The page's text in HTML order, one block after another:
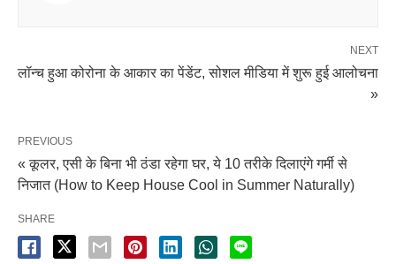
NEXT
लॉन्च हुआ कोरोना के आकार का पेंडेंट, सोशल मीडिया में शुरू हुई आलोचना
»
PREVIOUS
« कूलर, एसी के बिना भी ठंडा रहेगा घर, ये 10 तरीके दिलाएंगे गर्मी से
निजात (How to Keep House Cool in Summer Naturally)
SHARE